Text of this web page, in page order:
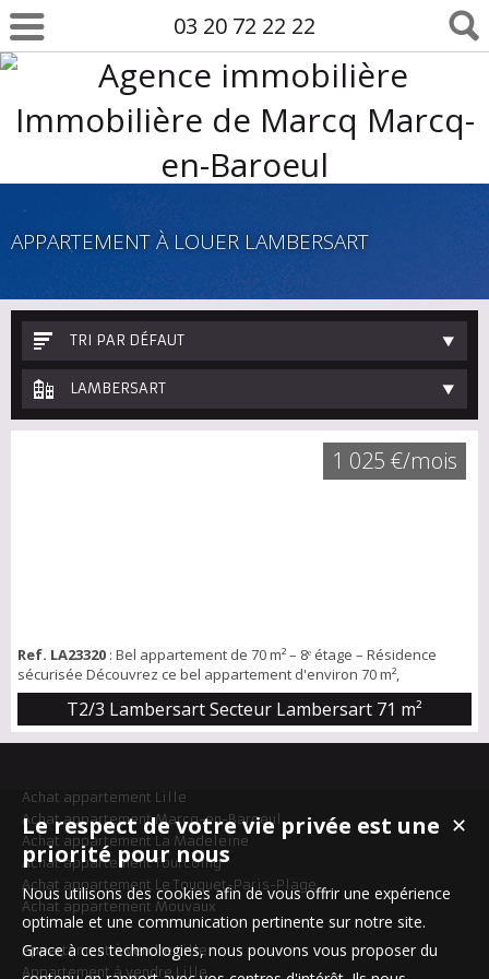
03 20 72 22 22
APPARTEMENT À LOUER LAMBERSART
TRI PAR DÉFAUT
LAMBERSART
Ref. LA23320 : Bel appartement de 70 m² – 8ᵉ étage – Résidence
sécurisée Découvrez ce bel appartement d'environ 70 m²,
idéalement situé à deux pas de l'avenue de l'Hippodrome, dans un
environnement recherché, à proximité du métro, des commerces et
des écoles. Situé au 8ᵉ étage, luminosité grâce à son séjour
T2/3 Lambersart Secteur Lambersart 71 m²
1 025 €/mois
Achat appartement Lille
Achat appartement Marcq-en-Baroeul
Achat appartement La Madeleine
Achat appartement Tourcoing
Achat appartement Le Touquet-Paris-Plage
Achat appartement Mouvaux
Appartement à vendre Lille
Appartement à vendre Lille
✕
Le respect de votre vie privée est une
priorité pour nous
Nous utilisons des cookies afin de vous offrir une expérience
optimale et une communication pertinente sur notre site.
Grace à ces technologies, nous pouvons vous proposer du